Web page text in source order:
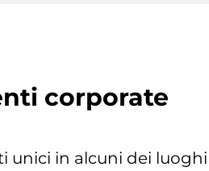
corporate
unici in alcuni dei luoghi